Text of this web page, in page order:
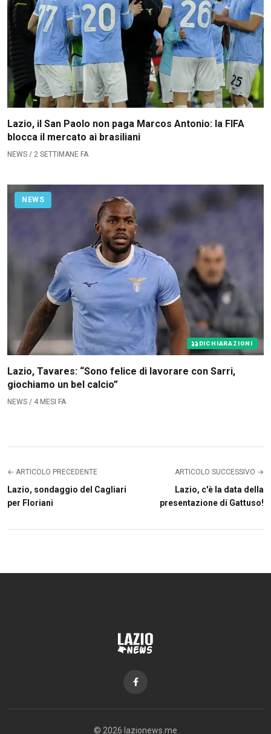
Lazio, il San Paolo non paga Marcos Antonio: la FIFA
blocca il mercato ai brasiliani
NEWS / 2 SETTIMANE FA
DICHIARAZIONI
NEWS
Lazio, Tavares: “Sono felice di lavorare con Sarri,
giochiamo un bel calcio”
NEWS / 4 MESI FA
← ARTICOLO PRECEDENTE
Lazio, sondaggio del Cagliari
per Floriani
ARTICOLO SUCCESSIVO →
Lazio, c'è la data della
presentazione di Gattuso!
© 2026 lazionews.me